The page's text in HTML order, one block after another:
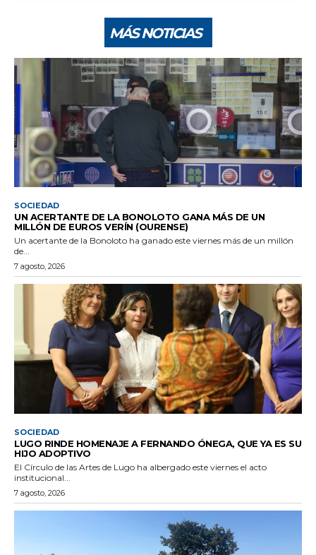
MÁS NOTICIAS
SOCIEDAD
UN ACERTANTE DE LA BONOLOTO GANA MÁS DE UN
MILLÓN DE EUROS VERÍN (OURENSE)
Un acertante de la Bonoloto ha ganado este viernes más de un millón
de...
7 agosto, 2026
SOCIEDAD
LUGO RINDE HOMENAJE A FERNANDO ÓNEGA, QUE YA ES SU
HIJO ADOPTIVO
El Círculo de las Artes de Lugo ha albergado este viernes el acto
institucional...
7 agosto, 2026